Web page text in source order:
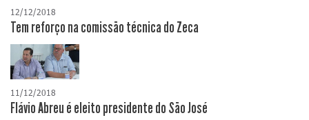
12/12/2018
Tem reforço na comissão técnica do Zeca
11/12/2018
Flávio Abreu é eleito presidente do São José